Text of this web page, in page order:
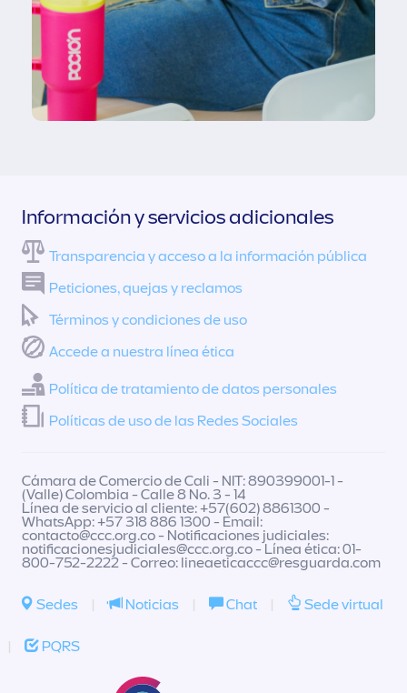
Información y servicios adicionales
Transparencia y acceso a la información pública
Peticiones, quejas y reclamos
Términos y condiciones de uso
Accede a nuestra línea ética
Política de tratamiento de datos personales
Políticas de uso de las Redes Sociales
Cámara de Comercio de Cali - NIT: 890399001-1 -
(Valle) Colombia - Calle 8 No. 3 - 14
Línea de servicio al cliente: +57(602) 8861300 -
WhatsApp: +57 318 886 1300 - Email:
contacto@ccc.org.co- Notificaciones judiciales:
notificacionesjudiciales@ccc.org.co- Línea ética: 01-
800-752-2222 - Correo: lineaeticaccc@resguarda.com
Sedes | Noticias | Chat | Sede virtual
| PQRS